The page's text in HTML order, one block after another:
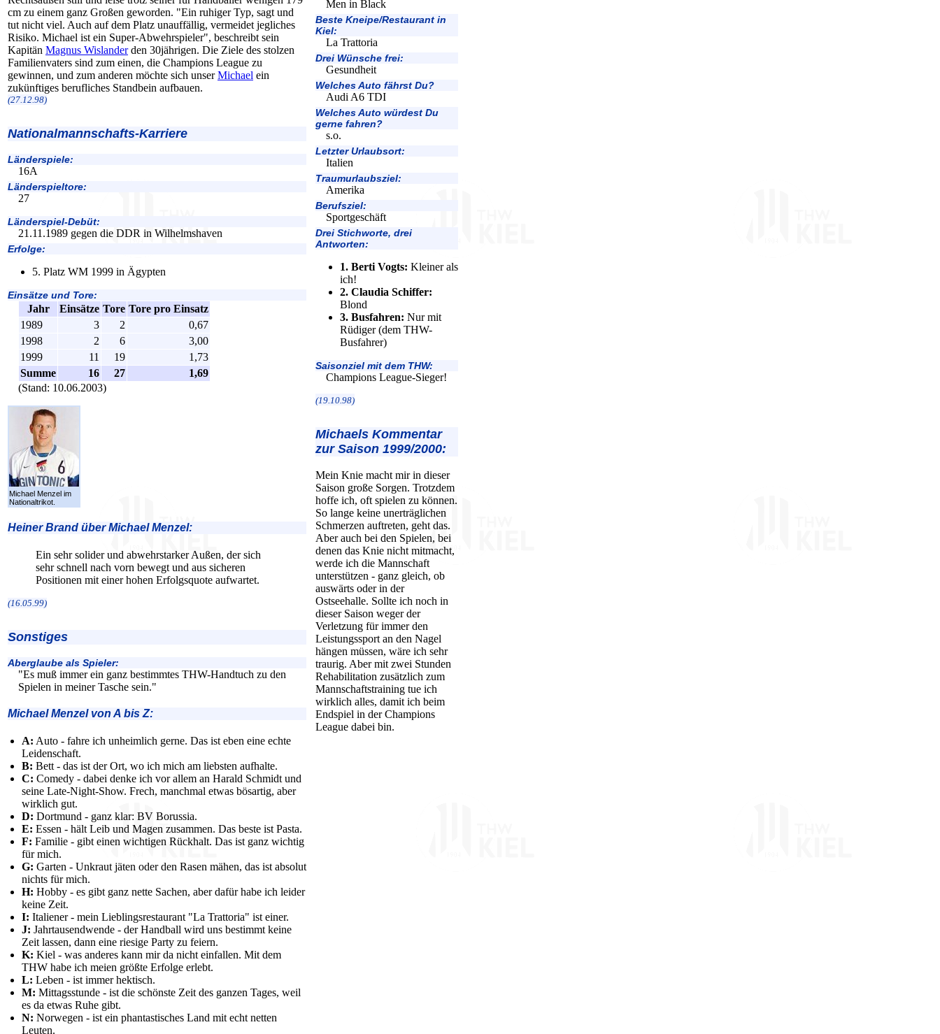
cm zu einem ganz Großen geworden. "Ein ruhiger Typ, sagt und
tut nicht viel. Auch auf dem Platz unauffällig, vermeidet jegliches
Risiko. Michael ist ein Super-Abwehrspieler", beschreibt sein
Kapitän Magnus Wislanderden 30jährigen. Die Ziele des stolzen
Familienvaters sind zum einen, die Champions League zu
gewinnen, und zum anderen möchte sich unserMichael ein
zukünftiges berufliches Standbein aufbauen.
(27.12.98)
Nationalmannschafts-Karriere
Länderspiele:
16A
Länderspieltore:
27
Länderspiel-Debüt:
21.11.1989 gegen die DDR in Wilhelmshaven
Erfolge:
5. Platz WM 1999 in Ägypten
Einsätze und Tore:
Jahr Einsätze Tore Tore pro Einsatz
1989
3 2
0,67
1998
2 6
3,00
1999
11 19
1,73
Summe
16 27
1,69
(Stand: 10.06.2003)
Michael Menzel im
Nationaltrikot.
Heiner Brand über Michael Menzel:
Ein sehr solider und abwehrstarker Außen, der sich
sehr schnell nach vorn bewegt und aus sicheren
Positionen mit einer hohen Erfolgsquote aufwartet.
(16.05.99)
Sonstiges
Aberglaube als Spieler:
"Es muß immer ein ganz bestimmtes THW-Handtuch zu den
Spielen in meiner Tasche sein."
Michael Menzel von A bis Z:
A: Auto - fahre ich unheimlich gerne. Das ist eben eine echte
Leidenschaft.
B: Bett - das ist der Ort, wo ich mich am liebsten aufhalte.
C: Comedy - dabei denke ich vor allem an Harald Schmidt und
seine Late-Night-Show. Frech, manchmal etwas bösartig, aber
wirklich gut.
D: Dortmund - ganz klar: BV Borussia.
E: Essen - hält Leib und Magen zusammen. Das beste ist Pasta.
F: Familie - gibt einen wichtigen Rückhalt. Das ist ganz wichtig
für mich.
G: Garten - Unkraut jäten oder den Rasen mähen, das ist absolut
nichts für mich.
H: Hobby - es gibt ganz nette Sachen, aber dafür habe ich leider
keine Zeit.
I: Italiener - mein Lieblingsrestaurant "La Trattoria" ist einer.
J: Jahrtausendwende - der Handball wird uns bestimmt keine
Zeit lassen, dann eine riesige Party zu feiern.
K: Kiel - was anderes kann mir da nicht einfallen. Mit dem
THW habe ich meien größte Erfolge erlebt.
L: Leben - ist immer hektisch.
M: Mittagsstunde - ist die schönste Zeit des ganzen Tages, weil
es da etwas Ruhe gibt.
N: Norwegen - ist ein phantastisches Land mit echt netten
Leuten.
Men in Black
Beste Kneipe/Restaurant in
Kiel:
La Trattoria
Drei Wünsche frei:
Gesundheit
Welches Auto fährst Du?
Audi A6 TDI
Welches Auto würdest Du
gerne fahren?
s.o.
Letzter Urlaubsort:
Italien
Traumurlaubsziel:
Amerika
Berufsziel:
Sportgeschäft
Drei Stichworte, drei
Antworten:
1. Berti Vogts: Kleiner als
ich!
2. Claudia Schiffer:
Blond
3. Busfahren: Nur mit
Rüdiger (dem THW-
Busfahrer)
Saisonziel mit dem THW:
Champions League-Sieger!
(19.10.98)
Michaels Kommentar
zur Saison 1999/2000:
Mein Knie macht mir in dieser
Saison große Sorgen. Trotzdem
hoffe ich, oft spielen zu können.
So lange keine unerträglichen
Schmerzen auftreten, geht das.
Aber auch bei den Spielen, bei
denen das Knie nicht mitmacht,
werde ich die Mannschaft
unterstützen - ganz gleich, ob
auswärts oder in der
Ostseehalle. Sollte ich noch in
dieser Saison weger der
Verletzung für immer den
Leistungssport an den Nagel
hängen müssen, wäre ich sehr
traurig. Aber mit zwei Stunden
Rehabilitation zusätzlich zum
Mannschaftstraining tue ich
wirklich alles, damit ich beim
Endspiel in der Champions
League dabei bin.